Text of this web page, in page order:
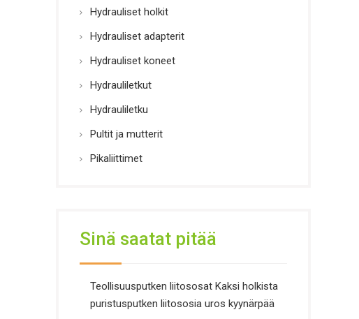
Hydrauliset holkit
Hydrauliset adapterit
Hydrauliset koneet
Hydrauliletkut
Hydrauliletku
Pultit ja mutterit
Pikaliittimet
Sinä saatat pitää
Teollisuusputken liitososat Kaksi holkista
puristusputken liitososia uros kyynärpää